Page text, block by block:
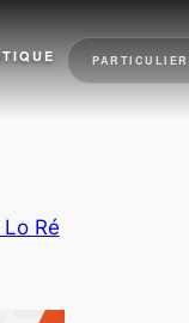
PARTICULIER
Ré